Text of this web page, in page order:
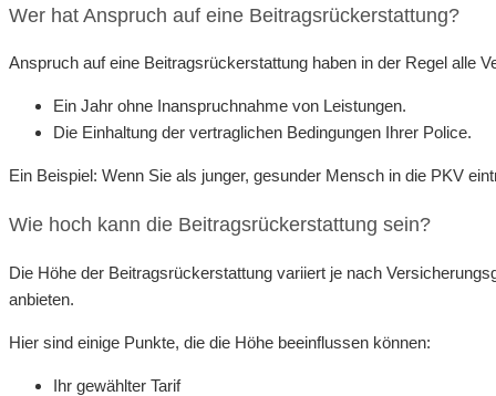
Wer hat Anspruch auf eine Beitragsrückerstattung?
Anspruch auf eine Beitragsrückerstattung haben in der Regel alle
Ein Jahr ohne Inanspruchnahme von Leistungen.
Die Einhaltung der vertraglichen Bedingungen Ihrer Police.
Ein Beispiel: Wenn Sie als junger, gesunder Mensch in die PKV
Wie hoch kann die Beitragsrückerstattung sein?
Die Höhe der Beitragsrückerstattung variiert je nach
anbieten.
Hier sind einige Punkte, die die Höhe beeinflussen können:
Ihr gewählter Tarif